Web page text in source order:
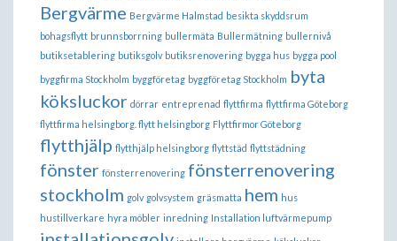
Bergvärme Bergvärme Halmstad besikta skyddsrum
bohagsflytt brunnsborrning bullermäta Bullermätning bullernivå
butiksetablering butiksgolv butiksrenovering bygga hus bygga pool
byggfirma Stockholm byggföretag byggföretag Stockholm byta
köksluckor dörrar entreprenad flyttfirma flyttfirma Göteborg
flyttfirma helsingborg. flytt helsingborg Flyttfirmor Göteborg
flytthjälp flytthjälp helsingborg flyttstäd flyttstädning
fönster fönsterrenovering fönsterrenovering
stockholm golv golvsystem gräsmatta hem hus
hustillverkare hyra möbler inredning Installation luftvärmepump